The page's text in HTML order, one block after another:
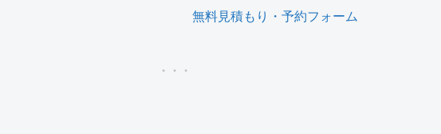
無料見積もり・予約フォーム